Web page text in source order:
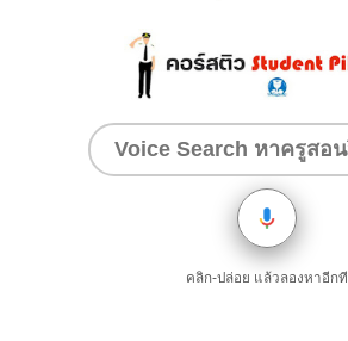
คลิก-ปล่อย แล้วลองหาอีกที